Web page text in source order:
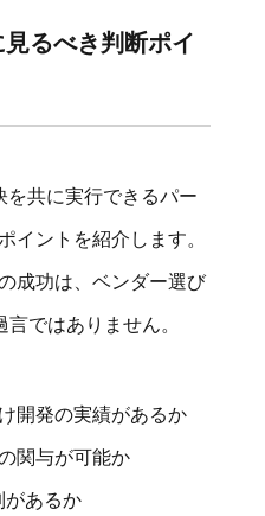
るべき判断ポイ
共に実行できるパー
イントを紹介します。
成功は、ベンダー選び
ではありません。
開発の実績があるか
関与が可能か
があるか